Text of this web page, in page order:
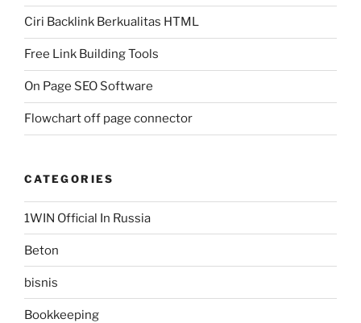
Ciri Backlink Berkualitas HTML
Free Link Building Tools
On Page SEO Software
Flowchart off page connector
CATEGORIES
1WIN Official In Russia
Beton
bisnis
Bookkeeping